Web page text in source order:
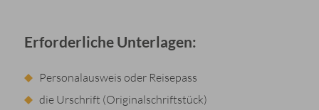
Erforderliche Unterlagen:
Personalausweis oder Reisepass
die Urschrift (Originalschriftstück)